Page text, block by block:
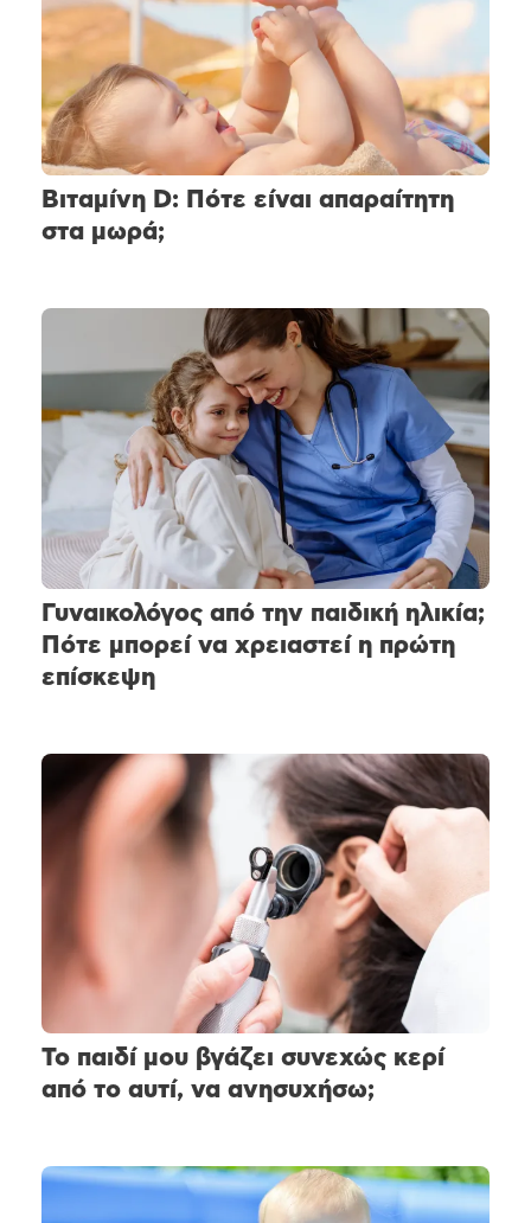
Βιταμίνη D: Πότε είναι απαραίτητη
στα μωρά;
Γυναικολόγος από την παιδική ηλικία;
Πότε μπορεί να χρειαστεί η πρώτη
επίσκεψη
Το παιδί μου βγάζει συνεχώς κερί
από το αυτί, να ανησυχήσω;